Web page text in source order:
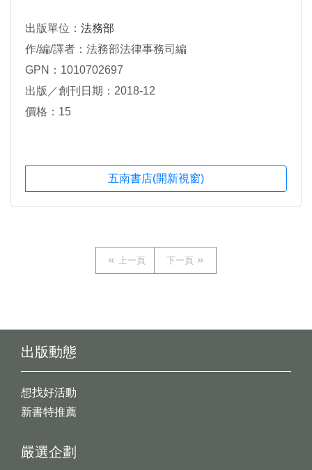
出版單位： 法務部
作/編/譯者：法務部法律事務司編
GPN：1010702697
出版／創刊日期：2018-12
價格：15
五南書店(開新視窗)
上一頁 下一頁
出版動態
想找好活動
新書特推薦
嚴選企劃